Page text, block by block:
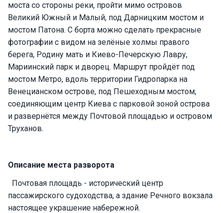
моста со стороны реки, пройти мимо островов
Великий Южный и Малый, под Дарницким мостом и
мостом Патона. С борта можно сделать прекрасные
фотографии с видом на зелёные холмы правого
берега, Родину мать и Киево-Печерскую Лавру,
Мариинский парк и дворец. Маршрут пройдёт под
мостом Метро, вдоль территории Гидропарка на
Венецианском острове, под Пешеходным мостом,
соединяющим центр Киева с парковой зоной острова
и развернётся между Почтовой площадью и островом
Труханов.
Описание места разворота
Почтовая площадь - исторический центр
пассажирского судоходства, а здание Речного вокзала
настоящее украшение набережной.
К
а
т
е
р
а
О нас
Програ
ммы
Подаро
чные
сертиф
икаты